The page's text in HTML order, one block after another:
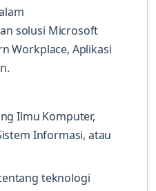
solusi Microsoft
Workplace, Aplikasi
Ilmu Komputer,
Informasi, atau
teknologi